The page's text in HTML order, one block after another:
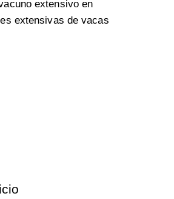
extensivo en
extensivas de vacas